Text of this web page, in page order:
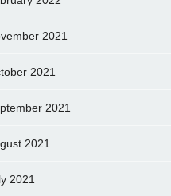
2021
2021
2021
2021
2021